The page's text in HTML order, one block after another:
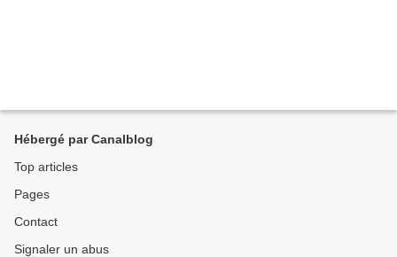
Hébergé par Canalblog
Top articles
Pages
Contact
Signaler un abus